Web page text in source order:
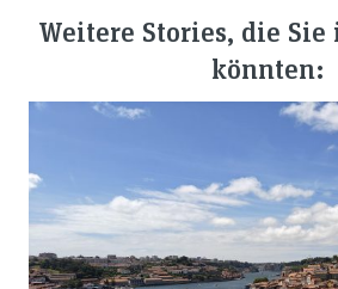
Weitere Stories, die
könnten: